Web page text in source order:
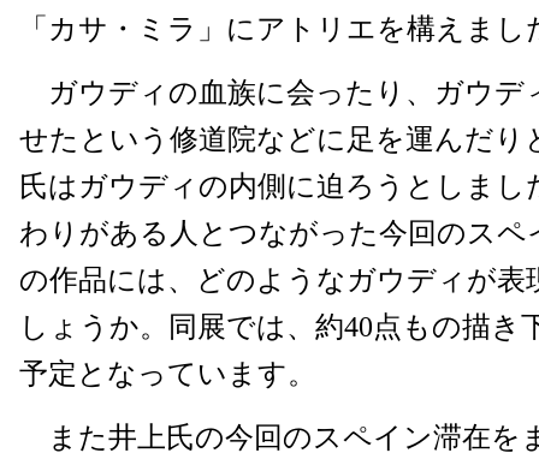
「カサ・ミラ」にアトリエを構えまし
ガウディの血族に会ったり、ガウデ
せたという修道院などに足を運んだり
氏はガウディの内側に迫ろうとしまし
わりがある人とつながった今回のスペ
の作品には、どのようなガウディが表
しょうか。同展では、約40点もの描き
予定となっています。
また井上氏の今回のスペイン滞在を